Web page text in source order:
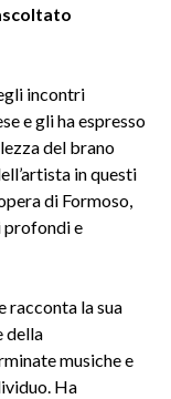
incontri
e gli ha espresso
del brano
in questi
di Formoso,
profondi e
racconta la sua
della
musiche e
Ha